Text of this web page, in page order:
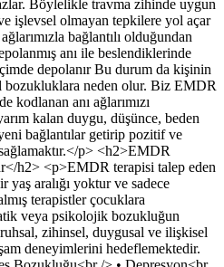
Böylelikle travma zihinde uygun
işlevsel olmayan tepkilere yol açar
bağlantılı olduğundan
anı ile beslendiklerinde
depolanır Bu durum da kişinin
bozukluklara neden olur. Biz EMDR
kodlanan anı ağlarımızı
kalan duygu, düşünce, beden
bağlantılar getirip pozitif ve
p> <h2>EMDR
h2> <p>EMDR terapisi talep eden
aralığı yoktur ve sadece
terapistler çocuklara
veya psikolojik bozukluğun
zihinsel, duygusal ve ilişkisel
deneyimlerini hedeflemektedir.